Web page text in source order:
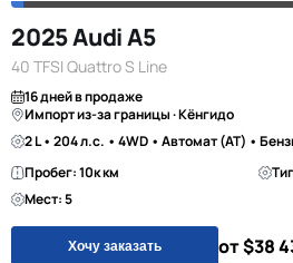
2025 Audi A5
40 TFSI Quattro S Line
16 дней в продаже
Импорт из-за границы · Кёнгидо
2 L • 204 л.с. • 4WD • Автомат (AT) •
Пробег: 10к км
Мест: 5
Хочу заказать от $38